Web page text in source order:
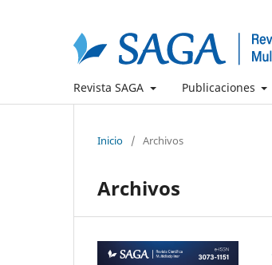
Revista SAGA Publicaciones
Inicio / Archivos
Archivos